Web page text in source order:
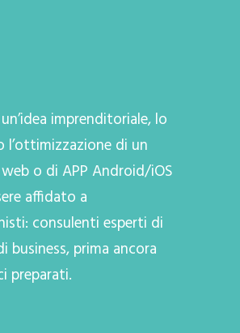
imprenditoriale, lo
l’ottimizzazione di un
o di APP Android/iOS
affidato a
consulenti esperti di
business, prima ancora
preparati.